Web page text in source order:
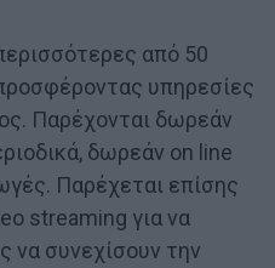
από 50
υπηρεσίες
Παρέχονται δωρεάν
δωρεάν on line
Παρέχεται επίσης
streaming για να
να συνεχίσουν την